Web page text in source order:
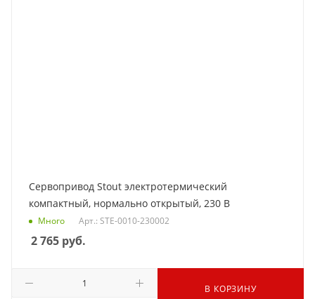
Сервопривод Stout электротермический
компактный, нормально открытый, 230 В
Много Арт.: STE-0010-230002
2 765 руб.
В КОРЗИНУ